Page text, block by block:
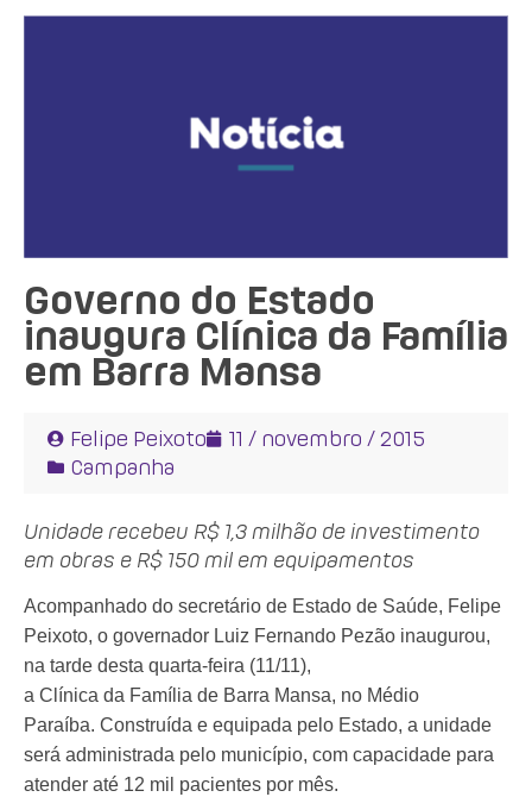
Governo do Estado
inaugura Clínica da Família
em Barra Mansa
Felipe Peixoto
11 / novembro / 2015
Campanha
Unidade recebeu R$ 1,3 milhão de investimento
em obras e R$ 150 mil em equipamentos
Acompanhado do secretário de Estado de Saúde, Felipe
Peixoto, o governador Luiz Fernando Pezão inaugurou,
na tarde desta quarta-feira (11/11),
a Clínica da Família de Barra Mansa, no Médio
Paraíba. Construída e equipada pelo Estado, a unidade
será administrada pelo município, com capacidade para
atender até 12 mil pacientes por mês.